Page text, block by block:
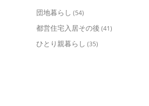
団地暮らし (54)
都営住宅入居その後 (41)
ひとり親暮らし (35)